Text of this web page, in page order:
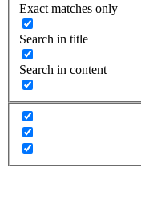
Exact matches only
Search in title
Search in content